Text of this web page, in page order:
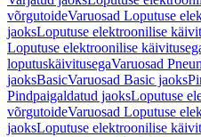
võrgutoideVaruosad Loputuse
jaoksLoputuse elektroonilise
Loputuse elektroonilise
loputuskäivitusegaVaruosad
jaoksBasicVaruosad Basic jaoks
Pindpaigaldatud jaoksLoputuse
võrgutoideVaruosad Loputuse
jaoksLoputuse elektroonilise